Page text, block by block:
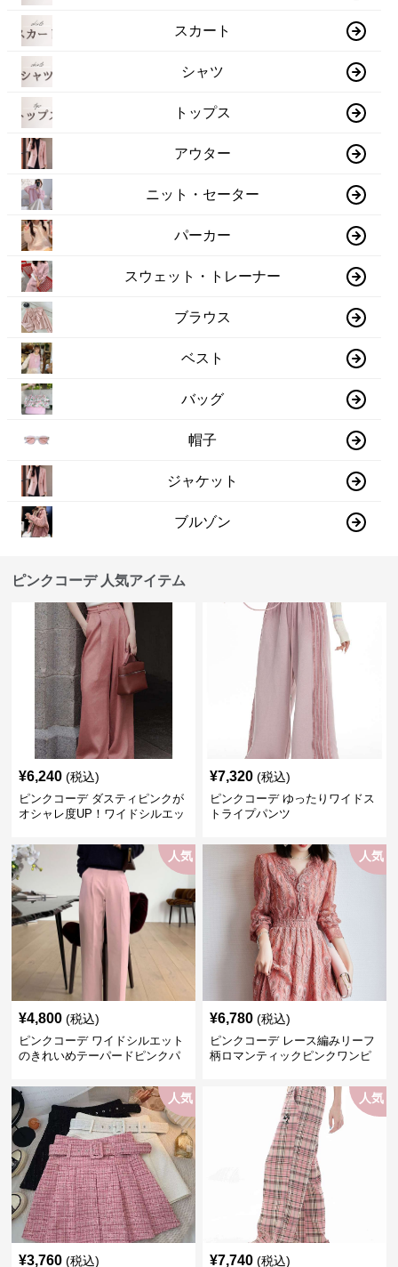
スカート
シャツ
トップス
アウター
ニット・セーター
パーカー
スウェット・トレーナー
ブラウス
ベスト
バッグ
帽子
ジャケット
ブルゾン
ピンクコーデ 人気アイテム
¥6,240 (税込)
ピンクコーデ ダスティピンクが
オシャレ度UP！ワイドシルエッ
¥7,320 (税込)
ピンクコーデ ゆったりワイドス
トライプパンツ
人気
¥4,800 (税込)
ピンクコーデ ワイドシルエット
のきれいめテーパードピンクパ
人気
¥6,780 (税込)
ピンクコーデ レース編みリーフ
柄ロマンティックピンクワンピ
人気
¥3,760 (税込)
人気
¥7,740 (税込)